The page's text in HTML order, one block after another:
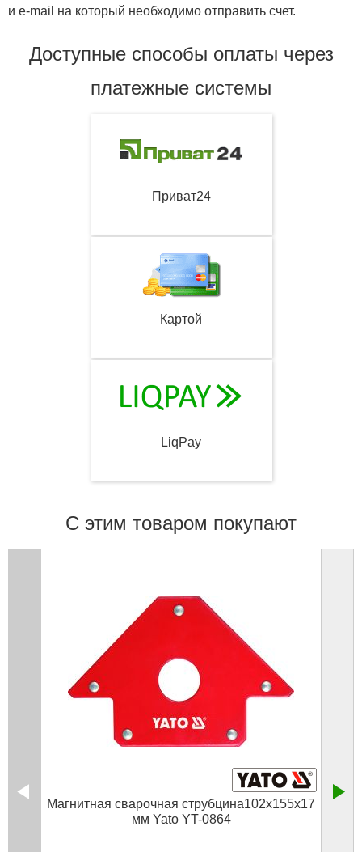
и e-mail на который необходимо отправить счет.
Доступные способы оплаты через
платежные системы
Приват24
Картой
LiqPay
С этим товаром покупают
Магнитная сварочная струбцина102х155х17
мм Yato YT-0864